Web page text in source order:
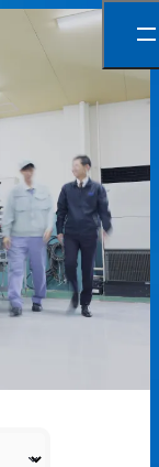
採用サイト採用エントリー